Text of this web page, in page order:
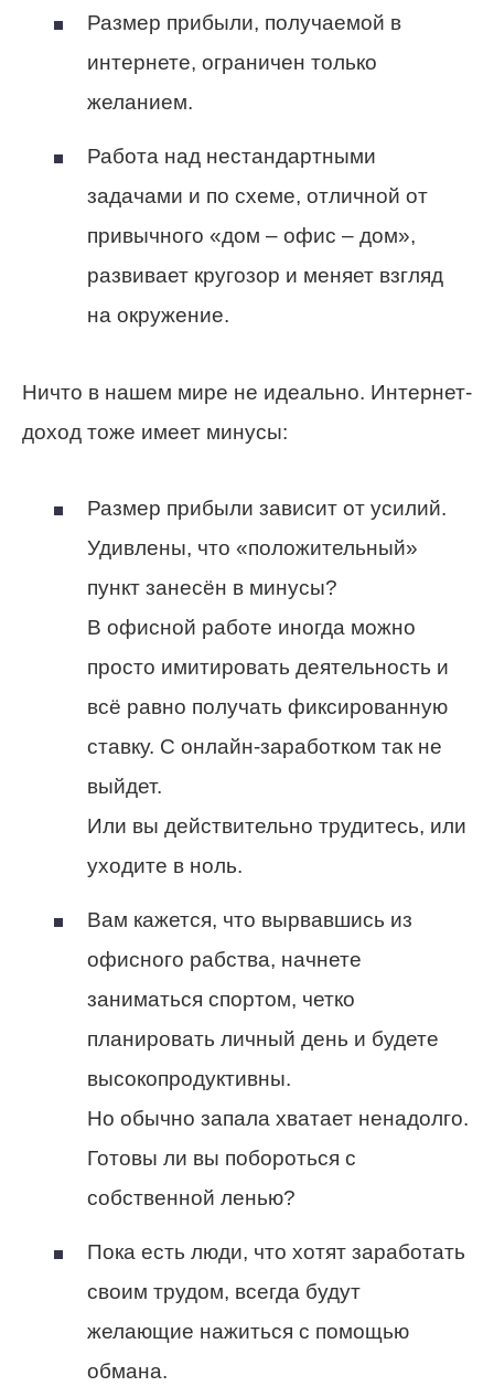
Размер прибыли, получаемой в
интернете, ограничен только
желанием.
Работа над нестандартными
задачами и по схеме, отличной от
привычного «дом – офис – дом»,
развивает кругозор и меняет взгляд
на окружение.
Ничто в нашем мире не идеально. Интернет-
доход тоже имеет минусы:
Размер прибыли зависит от усилий.
Удивлены, что «положительный»
пункт занесён в минусы?
В офисной работе иногда можно
просто имитировать деятельность и
всё равно получать фиксированную
ставку. С онлайн-заработком так не
выйдет.
Или вы действительно трудитесь, или
уходите в ноль.
Вам кажется, что вырвавшись из
офисного рабства, начнете
заниматься спортом, четко
планировать личный день и будете
высокопродуктивны.
Но обычно запала хватает ненадолго.
Готовы ли вы побороться с
собственной ленью?
Пока есть люди, что хотят заработать
своим трудом, всегда будут
желающие нажиться с помощью
обмана.